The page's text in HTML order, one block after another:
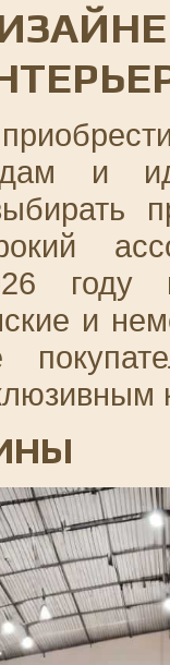
и
году
и